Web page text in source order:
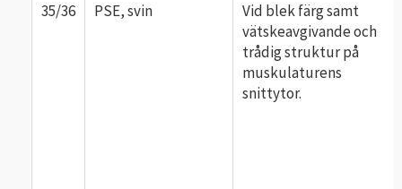
35/36
PSE, svin
Vid blek färg samt
vätskeavgivande och
trådig struktur på
muskulaturens
snittytor.